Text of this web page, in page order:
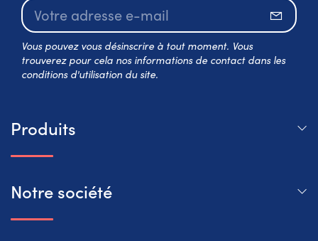
Vous pouvez vous désinscrire à tout moment. Vous
trouverez pour cela nos informations de contact dans les
conditions d'utilisation du site.
Produits
Notre société